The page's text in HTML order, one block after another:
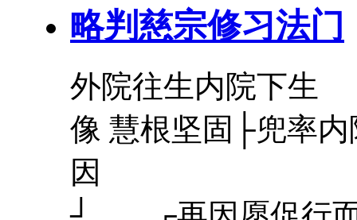
略判慈宗修习法门
外院往
像 慧根坚固├兜率内
因 建